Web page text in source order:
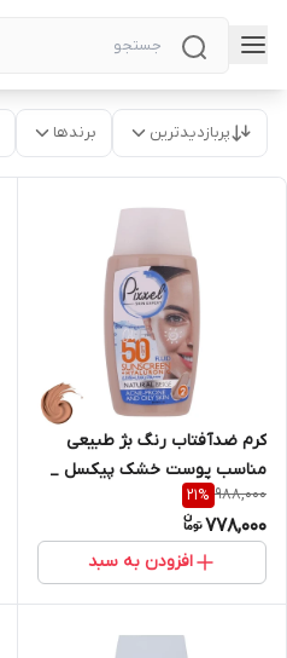
پربازدیدترین برندها
کرم ضدآفتاب رنگ بژ طبیعی
مناسب پوست خشک پیکسل _
50 میل | کد 1904
988,000
21%
778,000
افزودن به سبد